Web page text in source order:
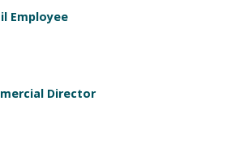
Employee
Director